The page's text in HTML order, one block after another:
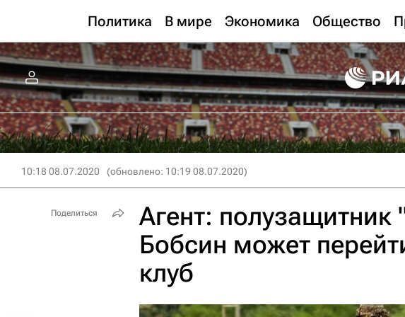
Политика В мире Экономика Общество
10:18 08.07.2020 (обновлено: 10:19 08.07.2020)
Агент: полузащитник
Бобсин может
клуб
Поделиться